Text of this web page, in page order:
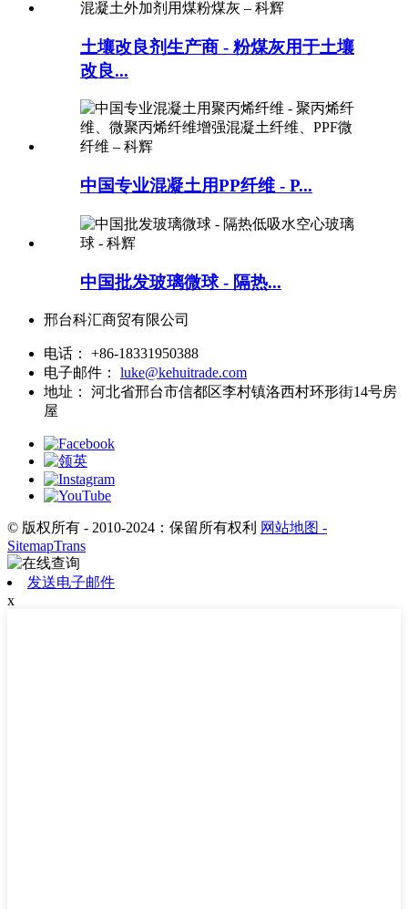
土壤改良剂生产商 - 粉煤灰用于土壤
改良...
中国专业混凝土用PP纤维 - P...
中国批发玻璃微球 - 隔热...
邢台科汇商贸有限公司
电话：
+86-18331950388
电子邮件：
luke@kehuitrade.com
地址：
河北省邢台市信都区李村镇洛西村环形街14号房
屋
© 版权所有 - 2010-2024：保留所有权利 网站地图 -
SitemapTrans
发送电子邮件
x